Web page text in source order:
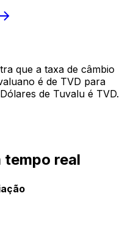
que a taxa de câmbio
é de TVD para
de Tuvalu é TVD.
tempo real